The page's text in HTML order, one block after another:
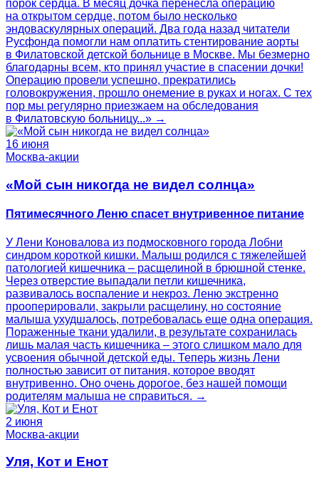
порок сердца. В месяц дочка перенесла операцию
на открытом сердце, потом было несколько
эндоваскулярных операций. Два года назад читатели
Русфонда помогли нам оплатить стентирование аорты
в Филатовской детской больнице в Москве. Мы безмерно
благодарны всем, кто принял участие в спасении дочки!
Операцию провели успешно, прекратились
головокружения, прошло онемение в руках и ногах. С тех
пор мы регулярно приезжаем на обследования
в Филатовскую больницу...» →
16 июня
Москва-акции
«Мой сын никогда не видел солнца»
Пятимесячного Леню спасет внутривенное питание
У Лени Коновалова из подмосковного города Лобни
синдром короткой кишки. Малыш родился с тяжелейшей
патологией кишечника – расщелиной в брюшной стенке.
Через отверстие выпадали петли кишечника,
развивалось воспаление и некроз. Леню экстренно
прооперировали, закрыли расщелину, но состояние
малыша ухудшалось, потребовалась еще одна операция.
Пораженные ткани удалили, в результате сохранилась
лишь малая часть кишечника – этого слишком мало для
усвоения обычной детской еды. Теперь жизнь Лени
полностью зависит от питания, которое вводят
внутривенно. Оно очень дорогое, без нашей помощи
родителям малыша не справиться. →
2 июня
Москва-акции
Уля, Кот и Енот